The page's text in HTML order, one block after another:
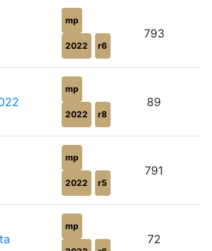
mp
2022 r6
793
mp
2022 r8
89
mp
2022 r5
791
mp
72